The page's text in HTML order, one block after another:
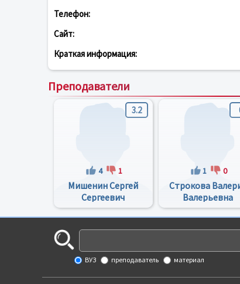
Телефон:
Сайт:
Краткая информация:
Преподаватели
3.2
4 1
Мишенин Сергей
Сергеевич
1 0
Строкова
Валерьевна
ВУЗ преподаватель материал